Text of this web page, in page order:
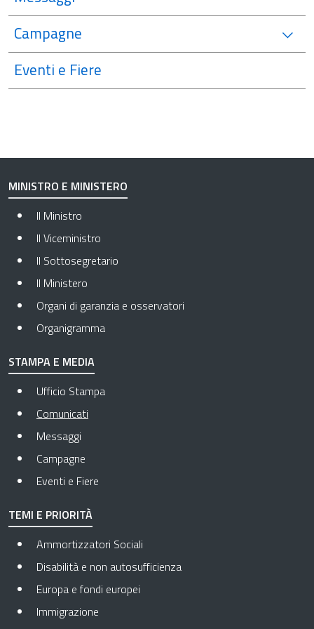
Campagne
Eventi e Fiere
MINISTRO E MINISTERO
Il Ministro
Il Viceministro
Il Sottosegretario
Il Ministero
Organi di garanzia e osservatori
Organigramma
STAMPA E MEDIA
Ufficio Stampa
Comunicati
Messaggi
Campagne
Eventi e Fiere
TEMI E PRIORITÀ
Ammortizzatori Sociali
Disabilità e non autosufficienza
Europa e fondi europei
Immigrazione